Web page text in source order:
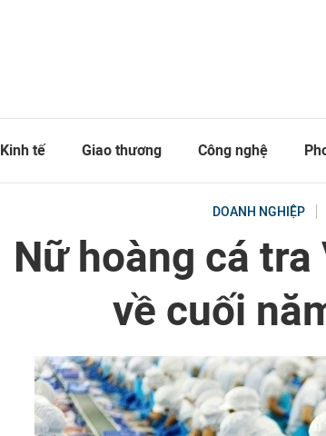
Kinh tế Giao thương Công nghệ
DOANH NGHIỆP
Nữ hoàng cá
về cuối